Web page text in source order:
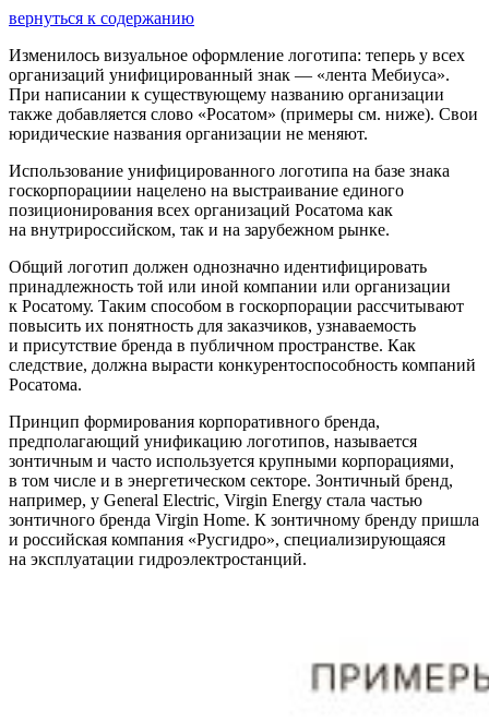
вернуться к содержанию
Изменилось визуальное оформление логотипа: теперь у всех
организаций унифицированный знак — ​«лента Мебиуса».
При написании к существующему названию организации
также добавляется слово «Росатом» (примеры см. ниже). Свои
юридические названия организации не меняют.
Использование унифицированного логотипа на базе знака
госкорпорациии нацелено на выстраивание единого
позиционирования всех организаций Росатома как
на внутрироссийском, так и на зарубежном рынке.
Общий логотип должен однозначно идентифицировать
принадлежность той или иной компании или организации
к Росатому. Таким способом в госкорпорации рассчитывают
повысить их понятность для заказчиков, узнаваемость
и присутствие бренда в публичном пространстве. Как
следствие, должна вырасти конкурентоспособность компаний
Росатома.
Принцип формирования корпоративного бренда,
предполагающий унификацию логотипов, называется
зонтичным и часто используется крупными корпорациями,
в том числе и в энергетическом секторе. Зонтичный бренд,
например, у General Electric, Virgin Energy стала частью
зонтичного бренда Virgin Home. К зонтичному бренду пришла
и российская компания «Русгидро», специализирующаяся
на эксплуатации гидроэлектростанций.